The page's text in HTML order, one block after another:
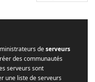
deserveurs
des communautés
serveurs sont
une liste de serveurs